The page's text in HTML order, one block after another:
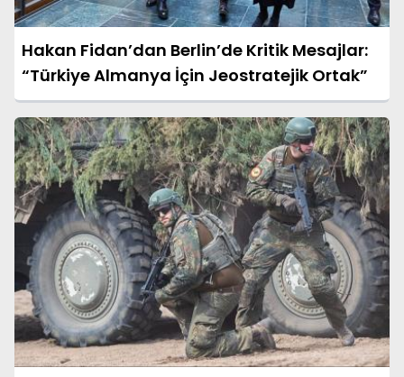
Hakan Fidan’dan Berlin’de Kritik Mesajlar:
“Türkiye Almanya İçin Jeostratejik Ortak”